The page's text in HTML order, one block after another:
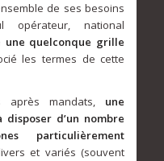
de ses besoins
opérateur, national
une quelconque grille
les termes de cette
après mandats, une
d’un nombre
particulièrement
et variés (souvent